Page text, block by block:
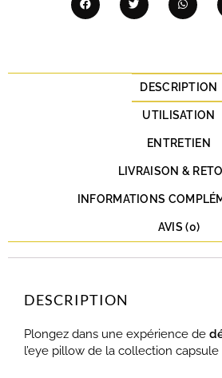
DESCRIPTION
UTILISATION
ENTRETIEN
LIVRAISON &
INFORMATIONS
AVIS (0)
DESCRIPTION
Plongez dans une expérience de
l’eye pillow de la collection capsule